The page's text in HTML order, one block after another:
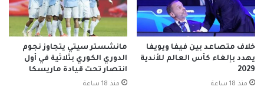
خلاف متصاعد بين فيفا ويويفا
يهدد بإلغاء كأس العالم للأندية
2029
منذ 18 ساعة
مانشستر سيتي يتجاوز نجوم
الدوري الكوري بثلاثية في أول
انتصار تحت قيادة ماريسكا
منذ 18 ساعة